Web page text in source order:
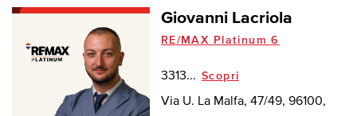
Giovanni Lacriola
RE/MAX Platinum 6
3313... Scopri
Via U. La Malfa, 47/49, 96100,